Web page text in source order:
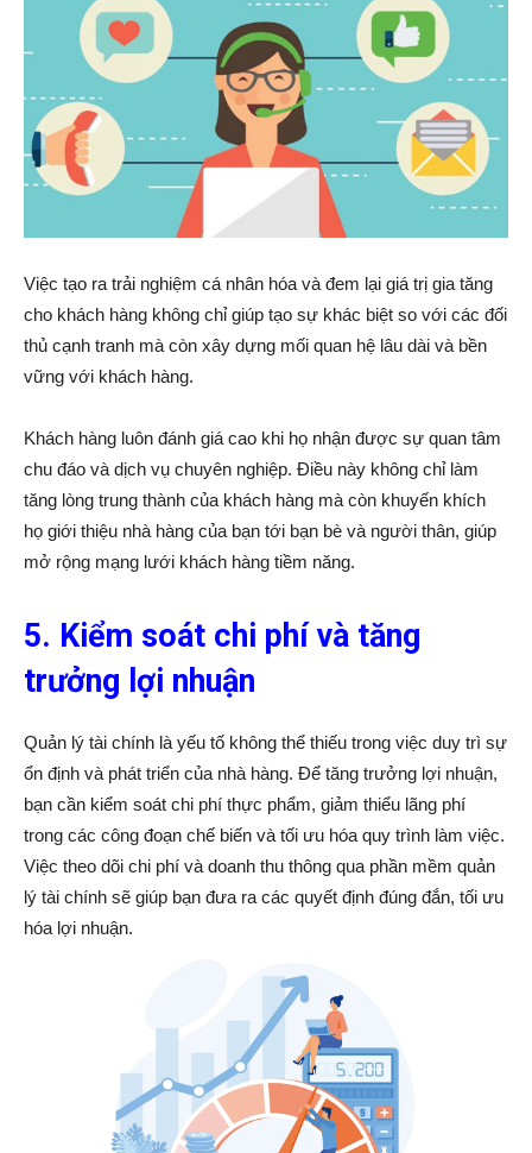
Việc tạo ra trải nghiệm cá nhân hóa và đem lại giá trị gia tăng
cho khách hàng không chỉ giúp tạo sự khác biệt so với các đối
thủ cạnh tranh mà còn xây dựng mối quan hệ lâu dài và bền
vững với khách hàng.
Khách hàng luôn đánh giá cao khi họ nhận được sự quan tâm
chu đáo và dịch vụ chuyên nghiệp. Điều này không chỉ làm
tăng lòng trung thành của khách hàng mà còn khuyến khích
họ giới thiệu nhà hàng của bạn tới bạn bè và người thân, giúp
mở rộng mạng lưới khách hàng tiềm năng.
5. Kiểm soát chi phí và tăng
trưởng lợi nhuận
Quản lý tài chính là yếu tố không thể thiếu trong việc duy trì sự
ổn định và phát triển của nhà hàng. Để tăng trưởng lợi nhuận,
bạn cần kiểm soát chi phí thực phẩm, giảm thiểu lãng phí
trong các công đoạn chế biến và tối ưu hóa quy trình làm việc.
Việc theo dõi chi phí và doanh thu thông qua phần mềm quản
lý tài chính sẽ giúp bạn đưa ra các quyết định đúng đắn, tối ưu
hóa lợi nhuận.